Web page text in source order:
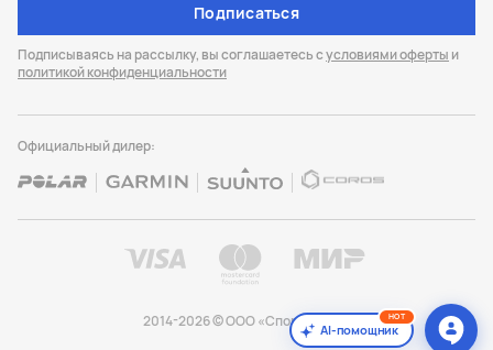
Подписаться
Подписываясь на рассылку, вы соглашаетесь сусловиями оферты и
политикой конфиденциальности
Официальный дилер:
2014-2026 © ООО «Спорт Лайф»AI-помощник
HOT